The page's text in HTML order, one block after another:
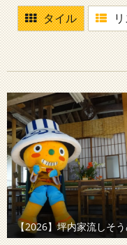
タイル
【2026】坪内家流しそ